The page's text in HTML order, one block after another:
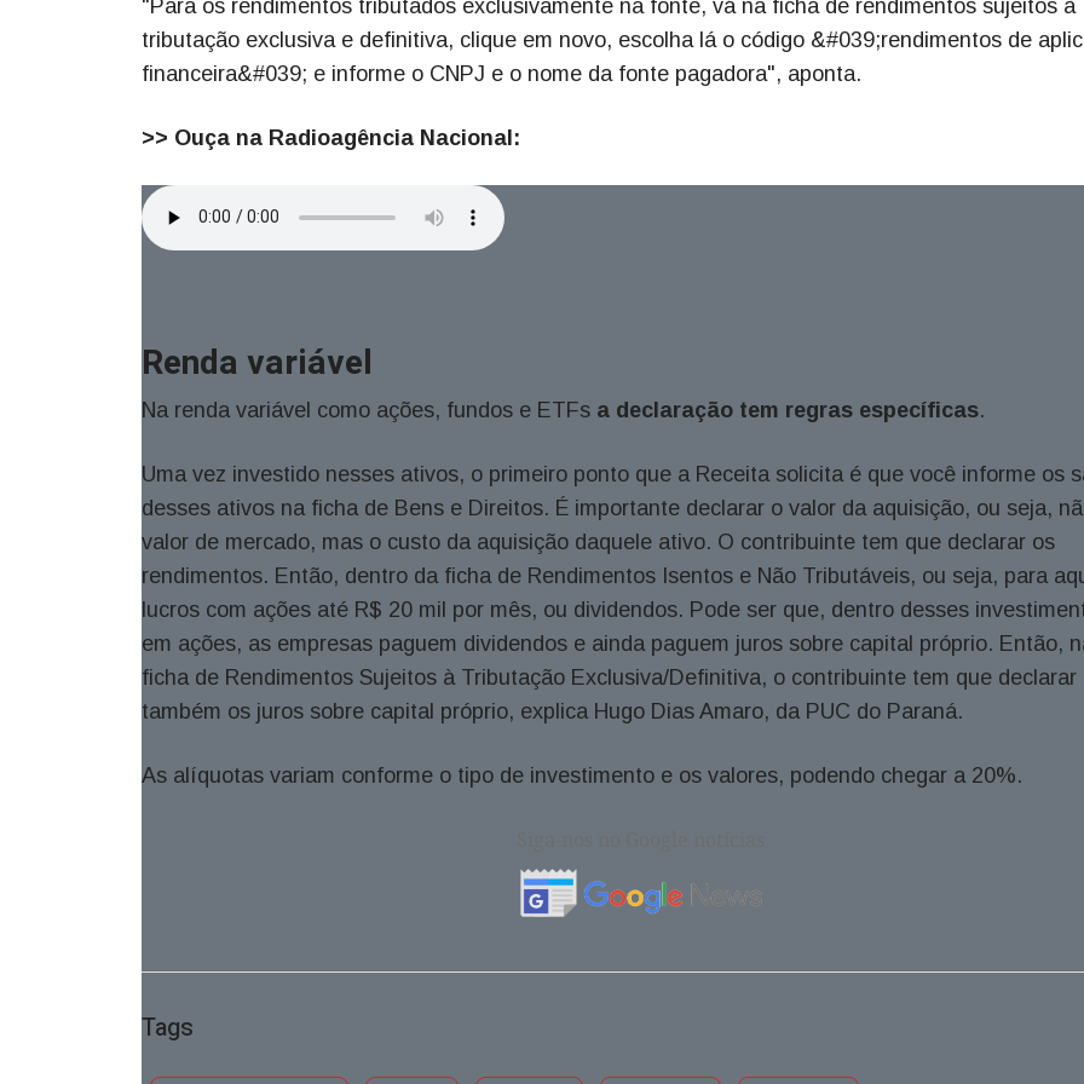
"Para os rendimentos tributados exclusivamente na fonte, vá na ficha de rendimentos sujeitos à
tributação exclusiva e definitiva, clique em novo, escolha lá o código &#039;rendimentos de
financeira&#039; e informe o CNPJ e o nome da fonte pagadora", aponta.
>> Ouça na Radioagência Nacional:
Renda variável
Na renda variável como ações, fundos e ETFs a declaração tem regras específicas.
Uma vez investido nesses ativos, o primeiro ponto que a Receita solicita é que você informe os
desses ativos na ficha de Bens e Direitos. É importante declarar o valor da aquisição, ou seja,
valor de mercado, mas o custo da aquisição daquele ativo. O contribuinte tem que declarar os
rendimentos. Então, dentro da ficha de Rendimentos Isentos e Não Tributáveis, ou seja, para
lucros com ações até R$ 20 mil por mês, ou dividendos. Pode ser que, dentro desses
em ações, as empresas paguem dividendos e ainda paguem juros sobre capital próprio. Então,
ficha de Rendimentos Sujeitos à Tributação Exclusiva/Definitiva, o contribuinte tem que declarar
também os juros sobre capital próprio, explica Hugo Dias Amaro, da PUC do Paraná.
As alíquotas variam conforme o tipo de investimento e os valores, podendo chegar a 20%.
Tags